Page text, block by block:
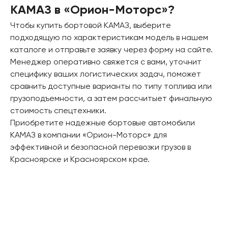
КАМАЗ в «Орион-Моторс»?
Чтобы купить бортовой КАМАЗ, выберите
подходящую по характеристикам модель в нашем
каталоге и отправьте заявку через форму на сайте.
Менеджер оперативно свяжется с вами, уточнит
специфику ваших логистических задач, поможет
сравнить доступные варианты по типу топлива или
грузоподъемности, а затем рассчитыет финальную
стоимость спецтехники.
Приобретите надежные бортовые автомобили
КАМАЗ в компании «Орион-Моторс» для
эффективной и безопасной перевозки грузов в
Красноярске и Красноярском крае.